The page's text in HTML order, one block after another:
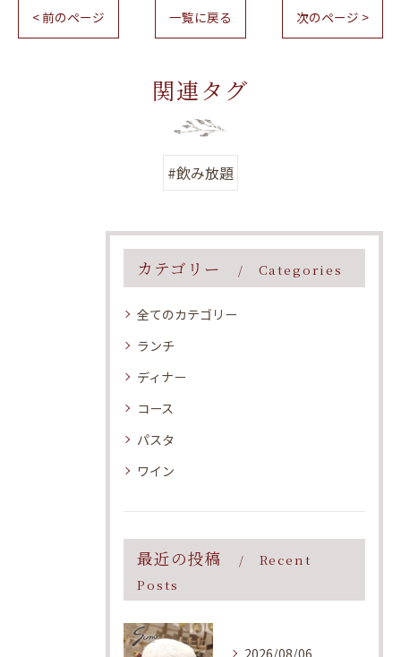
< 前のページ 一覧に戻る 次のページ >
関連タグ
#飲み放題
カテゴリー Categories
全てのカテゴリー
ランチ
ディナー
コース
パスタ
ワイン
最近の投稿
Recent
Posts
2026/08/06